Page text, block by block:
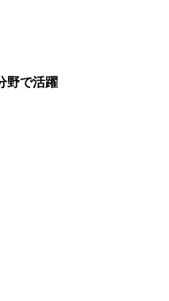
野で活躍